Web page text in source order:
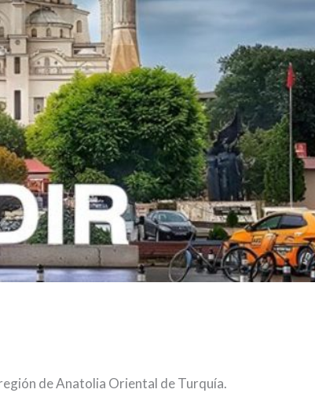
de Anatolia Oriental de Turquía.